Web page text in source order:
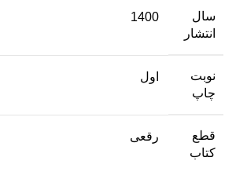
سال
انتشار
1400
نوبت
چاپ
اول
قطع
کتاب
رقعی